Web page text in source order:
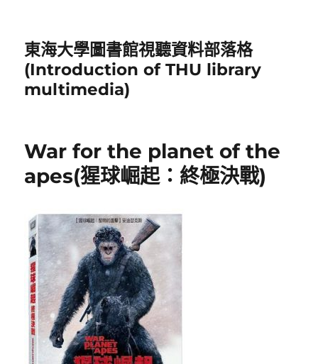
東海大學圖書館視聽資料部落格
(Introduction of THU library
multimedia)
War for the planet of the
apes(猩球崛起：終極決戰)